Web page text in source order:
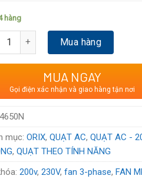
Xuất xứ: NHẬT BẢN
Voltage:230VAC
hàng
Mua hàng
MUA NGAY
Gọi điện xác nhận và giao hàng tận nơi
4650N
mục:ORIX,QUẠT AC,QUẠT AC -
,QUẠT THEO TÍNH NĂNG
200v,230V,fan 3-phase,FAN